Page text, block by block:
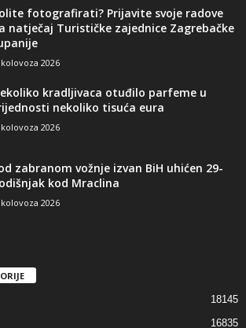
fotografirati? Prijavite svoje radove
natječaj Turističke zajednice Zagrebačke
2026
kradljivaca otuđilo parfeme u
nekoliko tisuća eura
2026
zabranom vožnje izvan BiH uhićen 29-
kod Mraclina
2026
18145
16835